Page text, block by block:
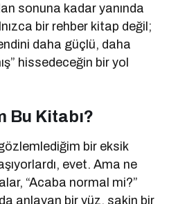
sonuna kadar yanında
bir rehber kitap değil;
daha güçlü, daha
hissedeceğin bir yol
Bu Kitabı?
bir eksik
evet. Ama ne
“Acaba normal mi?”
anlayan bir yüz, sakin bir